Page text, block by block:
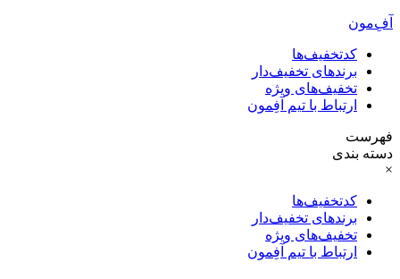
آفِ‌مون
کدتخفیف‌ها
برندهای تخفیف‌دار
تخفیف‌های ویژه
ارتباط با تیم آفِمون
فهرست
دسته بندی
×
کدتخفیف‌ها
برندهای تخفیف‌دار
تخفیف‌های ویژه
ارتباط با تیم آفِمون